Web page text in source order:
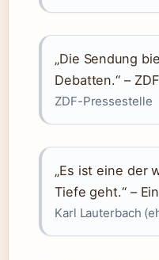
„Die Sendung
Debatten.“ –
ZDF-Pressestelle
„Es ist eine der
Tiefe geht.“ –
Karl Lauterbach